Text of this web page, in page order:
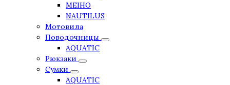
MEIHO
NAUTILUS
Мотовила
Поводочницы
AQUATIC
Рюкзаки
Сумки
AQUATIC